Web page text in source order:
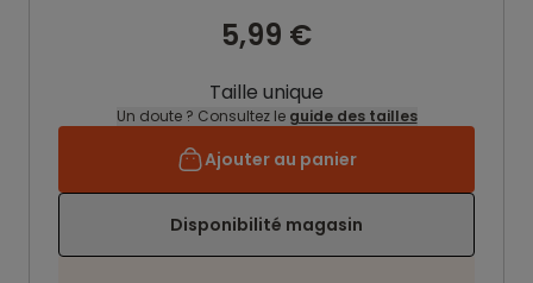
5,99 €
Taille unique
Un doute ? Consultez le guide des tailles
Ajouter au panier
Disponibilité magasin